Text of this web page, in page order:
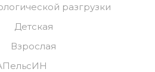
разгрузки
Детская
Взрослая